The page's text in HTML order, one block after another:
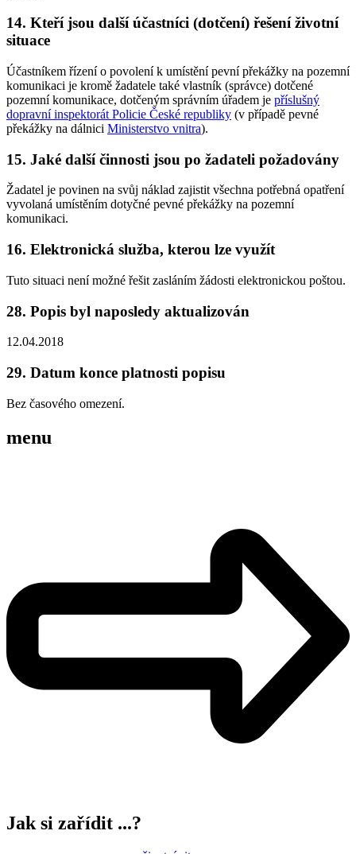
14. Kteří jsou další účastníci (dotčení) řešení životní
situace
Účastníkem řízení o povolení k umístění pevní překážky na pozemní
komunikaci je kromě žadatele také vlastník (správce) dotčené
pozemní komunikace, dotčeným správním úřadem je příslušný
dopravní inspektorát Policie České republiky (v případě pevné
překážky na dálnici Ministerstvo vnitra).
15. Jaké další činnosti jsou po žadateli požadovány
Žadatel je povinen na svůj náklad zajistit všechna potřebná opatření
vyvolaná umístěním dotyčné pevné překážky na pozemní
komunikaci.
16. Elektronická služba, kterou lze využít
Tuto situaci není možné řešit zasláním žádosti elektronickou poštou.
28. Popis byl naposledy aktualizován
12.04.2018
29. Datum konce platnosti popisu
Bez časového omezení.
menu
Jak si zařídit ...?